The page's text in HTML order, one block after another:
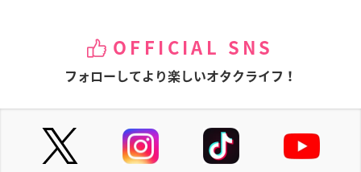
OFFICIAL SNS
フォローしてより楽しいオタクライフ！